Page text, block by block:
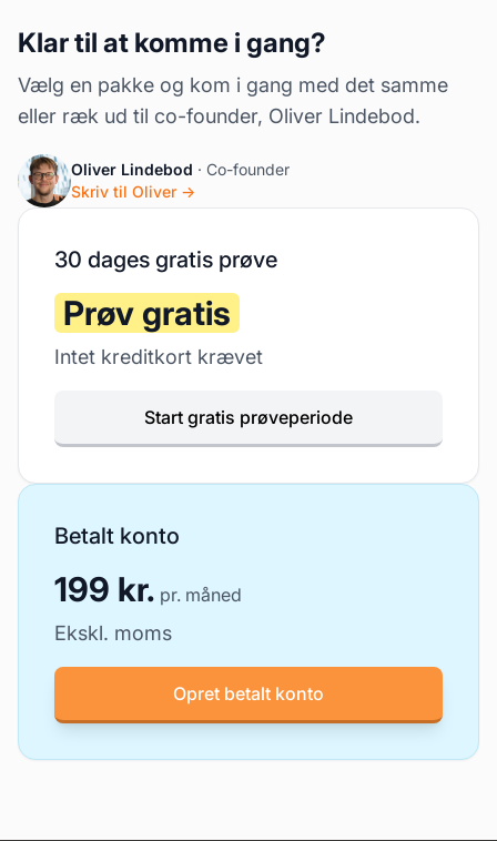
Klar til at komme i gang?
Vælg en pakke og kom i gang med det samme
eller ræk ud til co-founder, Oliver Lindebod.
Oliver Lindebod · Co-founder
Skriv til Oliver →
30 dages gratis prøve
Prøv gratis
Intet kreditkort krævet
Start gratis prøveperiode
Betalt konto
199 kr. pr. måned
Ekskl. moms
Opret betalt konto